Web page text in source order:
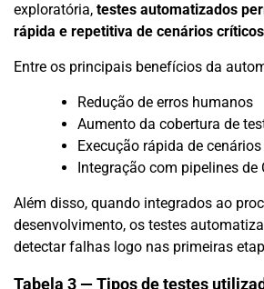
exploratória, testes automatizados
rápida e repetitiva de cenários críticos
Entre os principais benefícios da
Redução de erros humanos
Aumento da cobertura de
Execução rápida de
Integração com pipelines de
Além disso, quando integrados ao
desenvolvimento, os testes
detectar falhas logo nas primeiras
Tabela 3 — Tipos de testes